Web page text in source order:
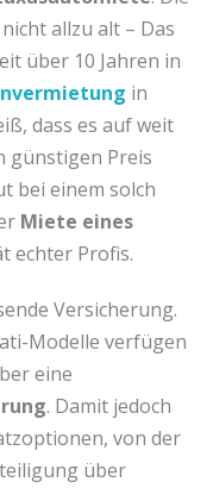
allzu alt – Das
über 10 Jahren in
in
dass es auf weit
günstigen Preis
bei einem solch
Miete eines
echter Profis.
Versicherung.
Modelle verfügen
eine
. Damit jedoch
von der
über